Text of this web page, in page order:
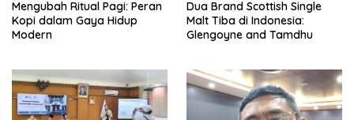
Mengubah Ritual Pagi: Peran
Kopi dalam Gaya Hidup
Modern
Dua Brand Scottish Single
Malt Tiba di Indonesia:
Glengoyne and Tamdhu